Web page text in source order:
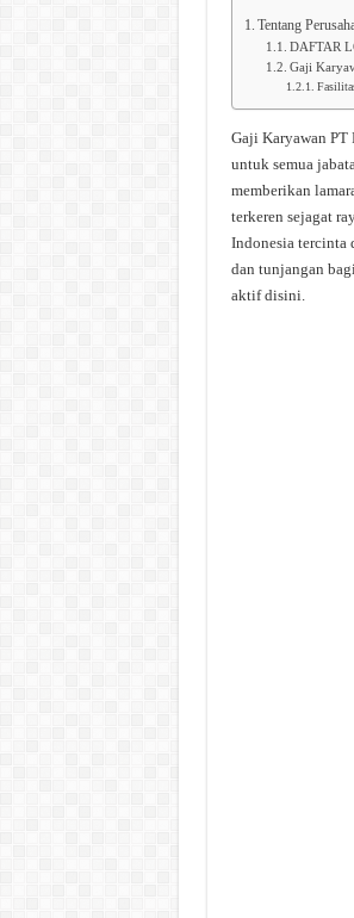
Tentang
DAFTAR
Gaji
Gaji Karyawan PT
untuk semua
memberikan
terkeren sejagat
Indonesia tercinta
dan tunjangan
aktif disini.